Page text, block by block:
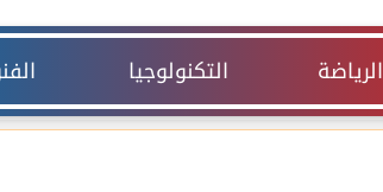
الرياضة التكنولوجيا